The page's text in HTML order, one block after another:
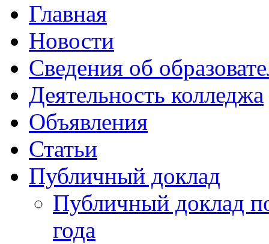
Главная
Новости
Сведения об
Деятельность колледжа
Объявления
Статьи
Публичный доклад
Публичный доклад
года